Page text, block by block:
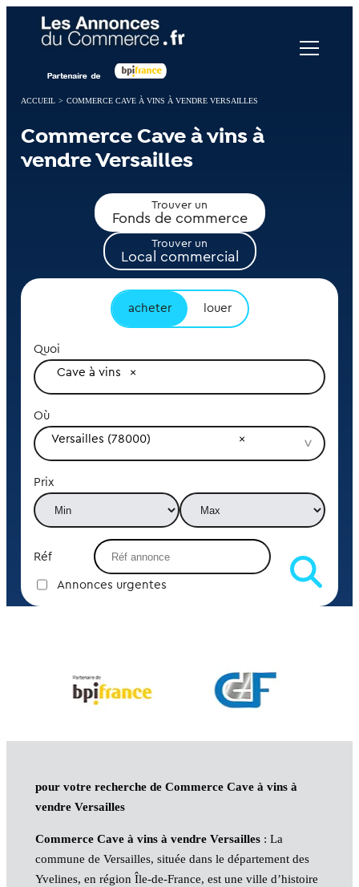
ACCUEIL > COMMERCE CAVE À VINS À VENDRE VERSAILLES
Commerce Cave à vins à
vendre Versailles
Trouver un
Fonds de commerce
Trouver un
Local commercial
acheter louer
Quoi
Cave à vins
Où
Versailles (78000)
Prix
Réf
Annonces urgentes
pour votre recherche de Commerce Cave à vins à
vendre Versailles
Commerce Cave à vins à vendre Versailles: La
commune de Versailles, située dans le département des
Yvelines, en région Île-de-France, est une ville d’histoire
Panneau de gestion des cookies